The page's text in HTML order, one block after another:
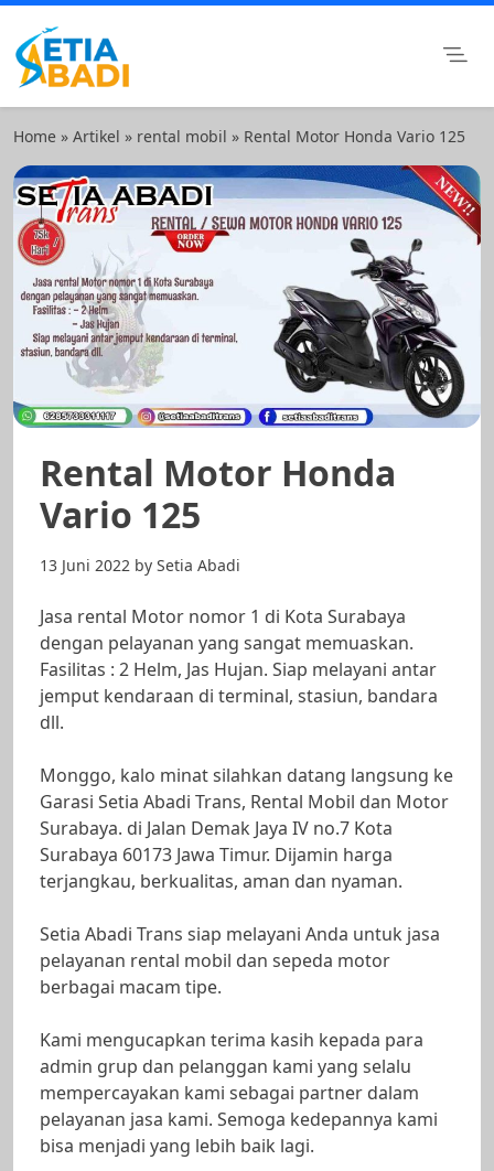
Skip
content
Setia Abadi Group
Paket Wisata Murah, Rental Mobil dan Rental Motor
Surabaya
Home » Artikel » rental mobil » Rental Motor Honda Vario 125
Rental Motor Honda
Vario 125
13 Juni 2022 by Setia Abadi
Jasa rental Motor nomor 1 di Kota Surabaya
dengan pelayanan yang sangat memuaskan.
Fasilitas : 2 Helm, Jas Hujan. Siap melayani antar
jemput kendaraan di terminal, stasiun, bandara
dll.
Monggo, kalo minat silahkan datang langsung ke
Garasi Setia Abadi Trans, Rental Mobil dan Motor
Surabaya. di Jalan Demak Jaya IV no.7 Kota
Surabaya 60173 Jawa Timur. Dijamin harga
terjangkau, berkualitas, aman dan nyaman.
Setia Abadi Trans siap melayani Anda untuk jasa
pelayanan rental mobil dan sepeda motor
berbagai macam tipe.
Kami mengucapkan terima kasih kepada para
admin grup dan pelanggan kami yang selalu
mempercayakan kami sebagai partner dalam
pelayanan jasa kami. Semoga kedepannya kami
bisa menjadi yang lebih baik lagi.